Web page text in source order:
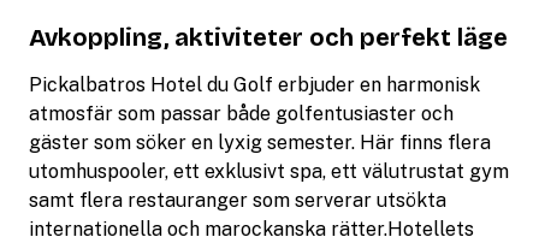
Avkoppling, aktiviteter och perfekt läge
Pickalbatros Hotel du Golf erbjuder en harmonisk
atmosfär som passar både golfentusiaster och
gäster som söker en lyxig semester. Här finns flera
utomhuspooler, ett exklusivt spa, ett välutrustat gym
samt flera restauranger som serverar utsökta
internationella och marockanska rätter.Hotellets